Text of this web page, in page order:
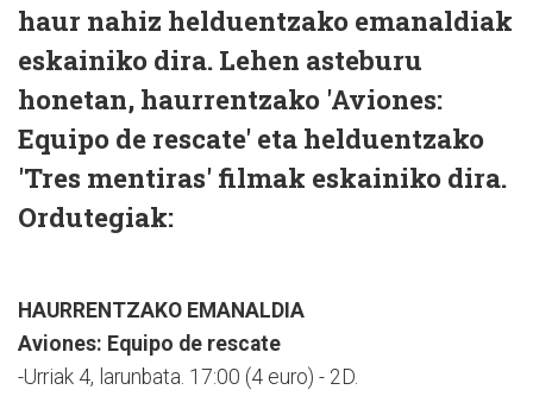
haur nahiz helduentzako emanaldiak
eskainiko dira. Lehen asteburu
honetan, haurrentzako 'Aviones:
Equipo de rescate' eta helduentzako
'Tres mentiras' filmak eskainiko dira.
Ordutegiak:
HAURRENTZAKO EMANALDIA
Aviones: Equipo de rescate
-Urriak 4, larunbata. 17:00 (4 euro) - 2D.